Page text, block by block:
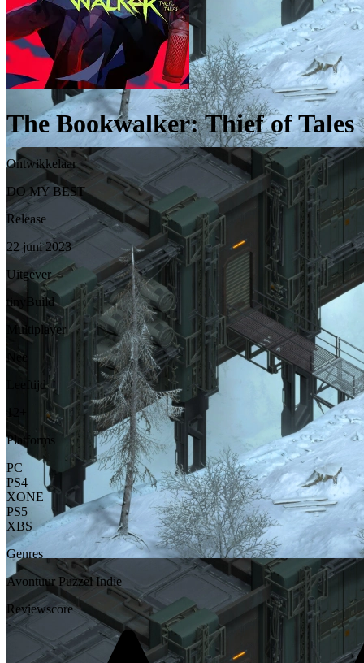
The Bookwalker: Thief of Tales
Ontwikkelaar
DO MY BEST
Release
22 juni 2023
Uitgever
tinyBuild
Multiplayer
Nee
Leeftijd
Platforms
PC
PS4
XONE
PS5
XBS
Genres
Avontuur Puzzel Indie
Reviewscore